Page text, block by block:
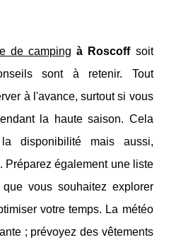
de camping à Roscoffsoit
sont à retenir. Tout
à l'avance, surtout si vous
la haute saison. Cela
disponibilité mais aussi,
Préparez également une liste
vous souhaitez explorer
votre temps. La météo
; prévoyez des vêtements